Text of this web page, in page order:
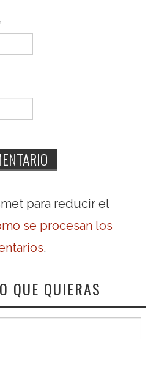
para reducir el
se procesan los
.
QUE QUIERAS